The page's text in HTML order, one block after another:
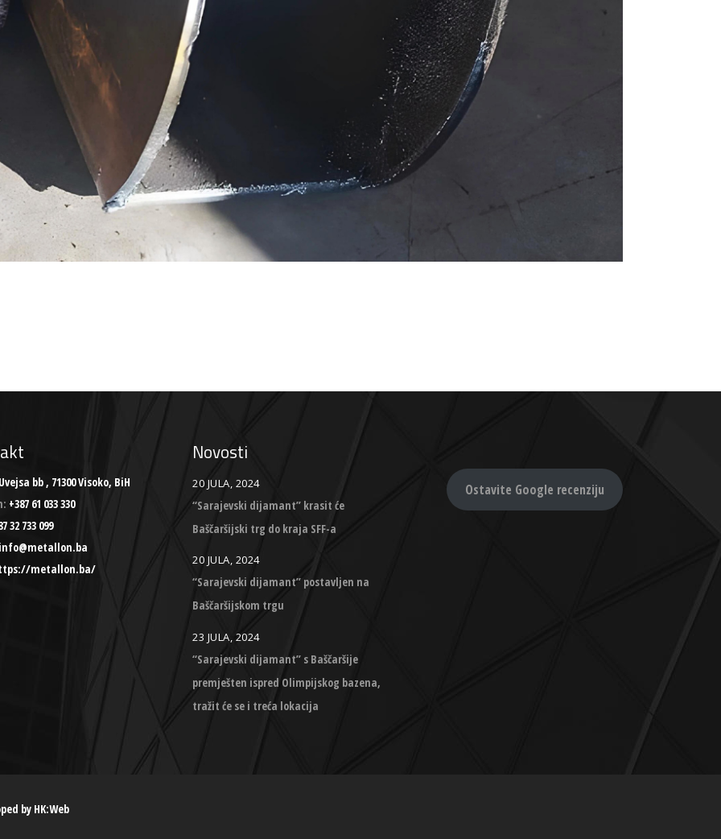
bb , 71300 Visoko, BiH
+387 61 033 330
32 733 099
metallon.ba/
Novosti
20 JULA, 2024
“Sarajevski dijamant” krasit će
Baščaršijski trg do kraja SFF-a
20 JULA, 2024
“Sarajevski dijamant” postavljen na
Baščaršijskom trgu
23 JULA, 2024
“Sarajevski dijamant” s Baščaršije
premješten ispred Olimpijskog bazena,
tražit će se i treća lokacija
Ostavite Google recenziju
by HK:Web